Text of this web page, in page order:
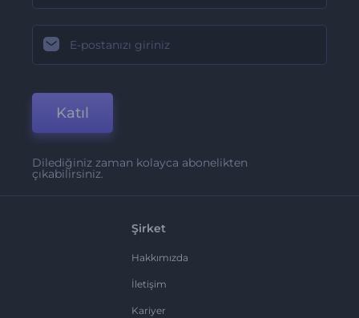
Katıl
Dilediğiniz zaman kolayca abonelikten
çıkabilirsiniz.
Şirket
Hakkımızda
İletişim
Kariyer